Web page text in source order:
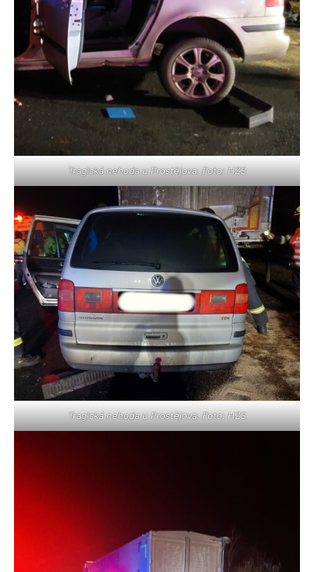
Tragická nehoda u Prostějova. Foto: HZS
Tragická nehoda u Prostějova. Foto: HZS